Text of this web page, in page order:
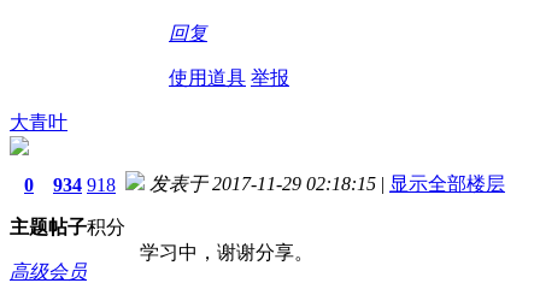
回复
使用道具 举报
大青叶
0
主题
934
帖子
918
积分
高级会员
发表于 2017-11-29 02:18:15 | 显示全部楼层
学习中，谢谢分享。